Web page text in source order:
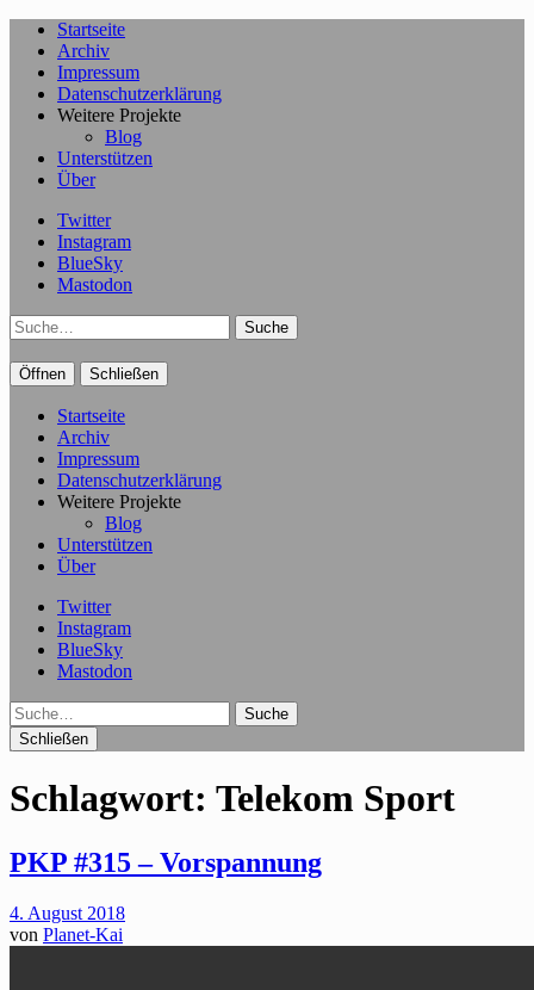
Startseite
Archiv
Impressum
Datenschutzerklärung
Weitere Projekte
Blog
Unterstützen
Über
Twitter
Instagram
BlueSky
Mastodon
Suche
Öffnen Schließen
Startseite
Archiv
Impressum
Datenschutzerklärung
Weitere Projekte
Blog
Unterstützen
Über
Twitter
Instagram
BlueSky
Mastodon
Suche
Schließen
Schlagwort: Telekom Sport
PKP #315 – Vorspannung
4. August 2018
von Planet-Kai